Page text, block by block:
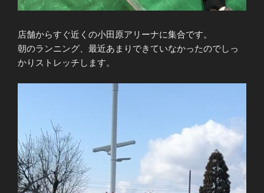
店舗からすぐ近くの小田原アリーナに集合です。
朝のランニング、最近あまりできていなかったのでしっ
かりストレッチします。